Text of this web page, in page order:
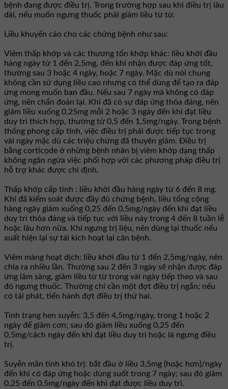
bệnh đang được điều trị. Trong trường hợp sau khi điều trị lâu
dài, nếu muốn ngưng thuốc phải giảm liều từ từ.
Liều khuyến cáo cho các chứng bệnh như sau:
Viêm thấp khớp và các thương tổn khớp khác: liều khởi đầu
hàng ngày từ 1 đến 2,5mg, đến khi nhận được đáp ứng tốt,
thường sau 3 hoặc 4 ngày, hoặc 7 ngày. Mặc dù nói chung
không cần sử dụng liều cao nhưng có thể dùng để tạo ra đáp
ứng mong muốn ban đầu. Nếu sau 7 ngày mà không có đáp
ứng, nên chẩn đoán lại. Khi đã có sự đáp ứng thỏa đáng, nên
giảm liều xuống 0,25mg mỗi 2 hoặc 3 ngày đến khi đạt liều
duy trì thích hợp, thường từ 0,5 đến 1,5mg/ngày. Trong bệnh
thống phong cấp tính, việc điều trị phải được tiếp tục trong
vài ngày mặc dù các triệu chứng đã thuyên giảm. Ðiều trị
bằng corticọde ở những bệnh nhân bị viêm khớp dạng thấp
không ngăn ngừa việc phối hợp với các phương pháp điều trị
hỗ trợ khác được chỉ định.
Thấp khớp cấp tính : liều khởi đầu hàng ngày từ 6 đến 8 mg.
Khi đã kiểm soát được đầy đủ chứng bệnh, liều tổng cộng
hàng ngày giảm xuống 0,25 đến 0,5mg/ngày đến khi đạt liều
duy trì thỏa đáng và tiếp tục với liều này trong 4 đến 8 tuần lễ
hoặc lâu hơn nữa. Khi ngưng trị liệu, nên dùng lại thuốc nếu
xuất hiện lại sự tái kích hoạt lại căn bệnh.
Viêm màng hoạt dịch: liều khởi đầu từ 1 đến 2,5mg/ngày, nên
chia ra nhiều lần. Thường sau 2 đến 3 ngày sẽ nhận được đáp
ứng lâm sàng, giảm liều từ từ trong vài ngày tiếp theo và sau
đó ngưng thuốc. Thường chỉ cần một đợt điều trị ngắn; nếu
có tái phát, tiến hành đợt điều trị thứ hai.
Tình trạng hen suyễn: 3,5 đến 4,5mg/ngày, trong 1 hoặc 2
ngày để giảm cơn; sau đó giảm liều xuống 0,25 đến
0,5mg/cách ngày đến khi đạt liều duy trì hoặc là ngưng điều
trị.
Suyễn mãn tính khó trị: bắt đầu ở liều 3,5mg (hoặc hơn)/ngày
đến khi có đáp ứng hoặc dùng suốt trong 7 ngày; sau đó giảm
0,25 đến 0,5mg/ngày đến khi đạt được liều duy trì.